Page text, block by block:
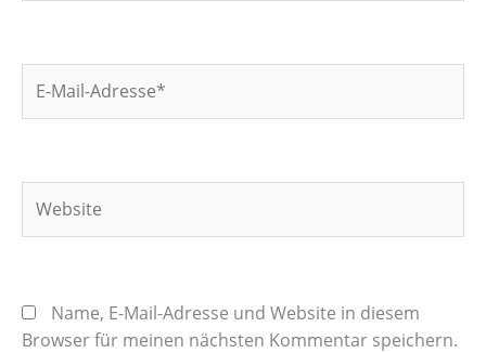
Mail-
Name, E-Mail-Adresse und Website in diesem
Browser für meinen nächsten Kommentar speichern.